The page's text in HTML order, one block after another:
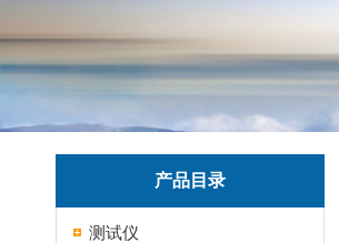
产品目录
测试仪